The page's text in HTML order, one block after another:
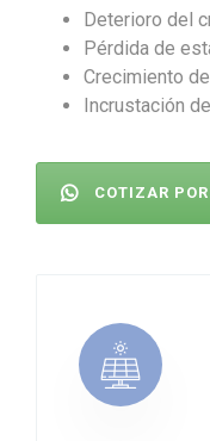
Deterioro del
Pérdida de
Crecimiento
Incrustación
COTIZAR